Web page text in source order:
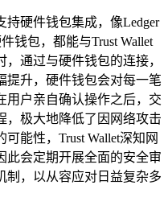
持硬件钱包集成，像Ledger
钱包，都能与Trust Wallet
通过与硬件钱包的连接，
提升，硬件钱包会对每一笔
用户亲自确认操作之后，交
，极大地降低了因网络攻击
能性，Trust Wallet深知网
此会定期开展全面的安全审
制，以从容应对日益复杂多